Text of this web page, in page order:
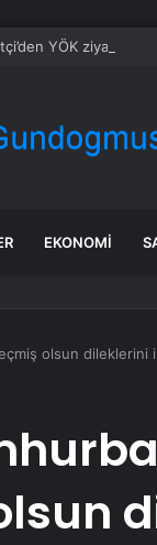
YÖK ziyareti
EKONOMI
olsun dileklerini